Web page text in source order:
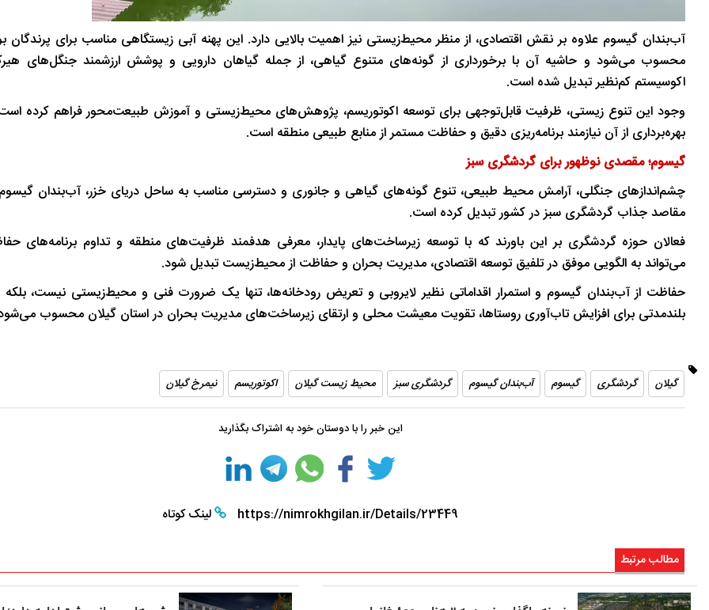
آب‌بندان گیسوم علاوه بر نقش اقتصادی، از منظر محیط‌زیستی نیز اهمیت بالایی دارد. این پهنه آبی زیستگاهی مناسب برای پرندگان
محسوب می‌شود و حاشیه آن با برخورداری از گونه‌های متنوع گیاهی، از جمله گیاهان دارویی و پوشش ارزشمند جنگل‌های
اکوسیستم کم‌نظیر تبدیل شده است.
وجود این تنوع زیستی، ظرفیت قابل‌توجهی برای توسعه اکوتوریسم، پژوهش‌های محیط‌زیستی و آموزش طبیعت‌محور فراهم کرده
بهره‌برداری از آن نیازمند برنامه‌ریزی دقیق و حفاظت مستمر از منابع طبیعی منطقه است.
گیسوم؛ مقصدی نوظهور برای گردشگری سبز
چشم‌اندازهای جنگلی، آرامش محیط طبیعی، تنوع گونه‌های گیاهی و جانوری و دسترسی مناسب به ساحل دریای خزر، آب‌بندان گیسوم
مقاصد جذاب گردشگری سبز در کشور تبدیل کرده است.
فعالان حوزه گردشگری بر این باورند که با توسعه زیرساخت‌های پایدار، معرفی هدفمند ظرفیت‌های منطقه و تداوم برنامه‌های
می‌تواند به الگویی موفق در تلفیق توسعه اقتصادی، مدیریت بحران و حفاظت از محیط‌زیست تبدیل شود.
حفاظت از آب‌بندان گیسوم و استمرار اقداماتی نظیر لایروبی و تعریض رودخانه‌ها، تنها یک ضرورت فنی و محیط‌زیستی نیست، بلکه
بلندمدتی برای افزایش تاب‌آوری روستاها، تقویت معیشت محلی و ارتقای زیرساخت‌های مدیریت بحران در استان گیلان محسوب
گیلان گردشگری گیسوم آب‌بندان گیسوم گردشگری سبز محیط زیست گیلان اکوتوریسم نیمرخ گیلان
این خبر را با دوستان خود به اشتراک بگذارید
https://nimrokhgilan.ir/Details/23449 لینک کوتاه
مطالب مرتبط